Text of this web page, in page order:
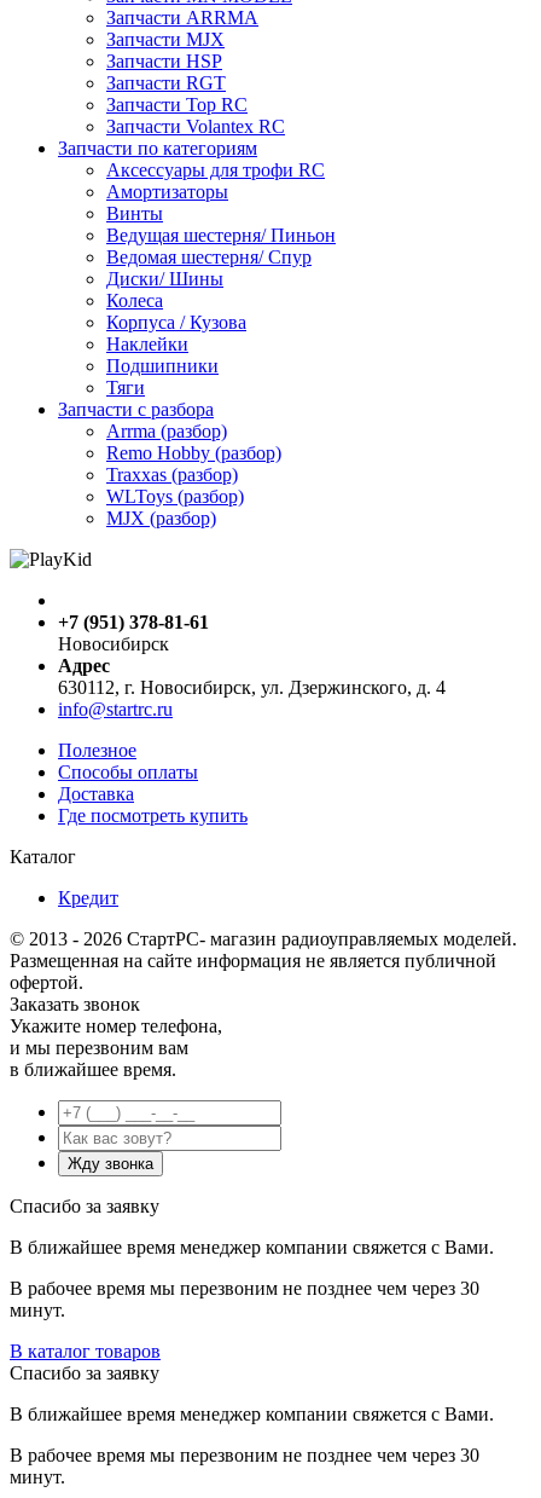
Запчасти ARRMA
Запчасти MJX
Запчасти HSP
Запчасти RGT
Запчасти Top RC
Запчасти Volantex RC
Запчасти по категориям
Аксессуары для трофи RC
Амортизаторы
Винты
Ведущая шестерня/ Пиньон
Ведомая шестерня/ Спур
Диски/ Шины
Колеса
Корпуса / Кузова
Наклейки
Подшипники
Тяги
Запчасти с разбора
Arrma (разбор)
Remo Hobby (разбор)
Traxxas (разбор)
WLToys (разбор)
MJX (разбор)
+7 (951) 378-81-61
Новосибирск
Адрес
630112, г. Новосибирск, ул. Дзержинского, д. 4
info@startrc.ru
Полезное
Способы оплаты
Доставка
Где посмотреть купить
Каталог
Кредит
© 2013 - 2026 СтартРС- магазин радиоуправляемых моделей.
Размещенная на сайте информация не является публичной
офертой.
Заказать звонок
Укажите номер телефона,
и мы перезвоним вам
в ближайшее время.
Спасибо за заявку
В ближайшее время менеджер компании свяжется с Вами.
В рабочее время мы перезвоним не позднее чем через 30
минут.
В каталог товаров
Спасибо за заявку
В ближайшее время менеджер компании свяжется с Вами.
В рабочее время мы перезвоним не позднее чем через 30
минут.